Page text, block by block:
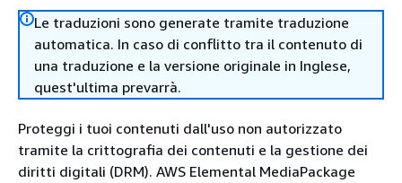
Le traduzioni sono generate tramite traduzione
automatica. In caso di conflitto tra il contenuto di
una traduzione e la versione originale in Inglese,
quest'ultima prevarrà.
Proteggi i tuoi contenuti dall'uso non autorizzato
tramite la crittografia dei contenuti e la gestione dei
diritti digitali (DRM). AWS Elemental MediaPackage